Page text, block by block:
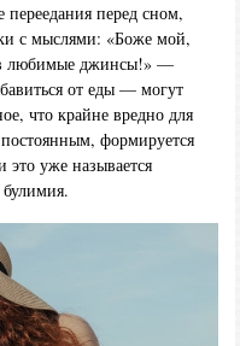
перед сном,
с мыслями: «Боже мой,
в любимые джинсы!» —
от еды — могут
что крайне вредно для
формируется
уже называется